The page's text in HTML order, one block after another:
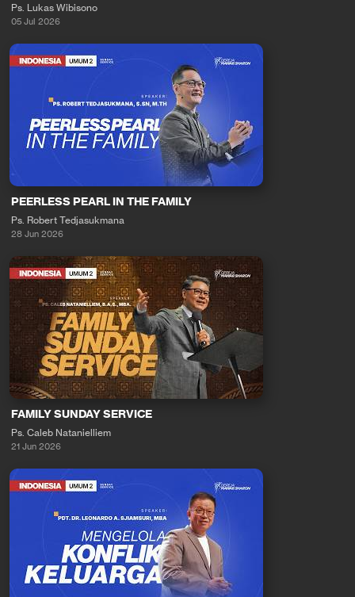
Ps. Lukas Wibisono
05 Jul 2026
PEERLESS PEARL IN THE FAMILY
Ps. Robert Tedjasukmana
28 Jun 2026
FAMILY SUNDAY SERVICE
Ps. Caleb Natanielliem
21 Jun 2026